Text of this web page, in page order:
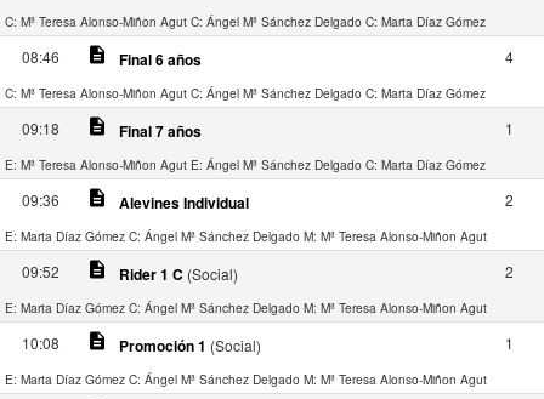
C: Mª Teresa Alonso-Miñon Agut C: Ángel Mª Sánchez Delgado C: Marta Díaz Gómez
08:46 description Final 6 años 4
C: Mª Teresa Alonso-Miñon Agut C: Ángel Mª Sánchez Delgado C: Marta Díaz Gómez
09:18 description Final 7 años 1
E: Mª Teresa Alonso-Miñon Agut E: Ángel Mª Sánchez Delgado C: Marta Díaz Gómez
09:36 description Alevines Individual 2
E: Marta Díaz Gómez C: Ángel Mª Sánchez Delgado M: Mª Teresa Alonso-Miñon Agut
09:52 description Rider 1 C (Social) 2
E: Marta Díaz Gómez C: Ángel Mª Sánchez Delgado M: Mª Teresa Alonso-Miñon Agut
10:08 description Promoción 1 (Social) 1
E: Marta Díaz Gómez C: Ángel Mª Sánchez Delgado M: Mª Teresa Alonso-Miñon Agut